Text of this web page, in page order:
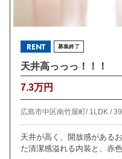
RENT 募集終了
天井高っっっ！！！
7.3万円
広島市中区南竹屋町/ 1LDK /
天井が高く、開放感がある
た清潔感溢れる内装と、赤